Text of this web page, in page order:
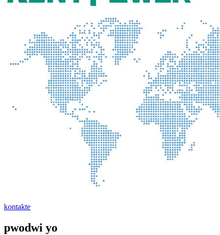
kontakte
pwodwi yo